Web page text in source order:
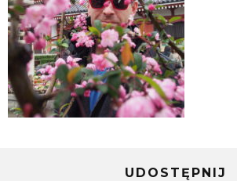
UDOSTĘPNIJ